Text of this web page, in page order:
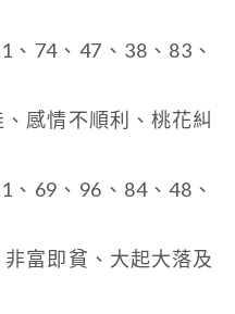
、74、47、38、83、
感情不順利、桃花糾
、69、96、84、48、
富即貧、大起大落及